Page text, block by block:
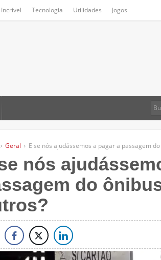
Incrível Tecnologia Utilidades Jogos
Geral E se nós ajudássemos a pagar a passagem
nós
do